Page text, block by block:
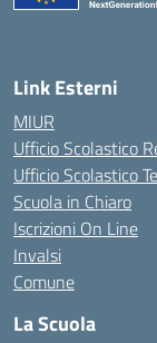
Link Esterni
MIUR
Ufficio Scolastico
Ufficio Scolastico
Scuola in Chiaro
Iscrizioni On Line
Invalsi
Comune
La Scuola